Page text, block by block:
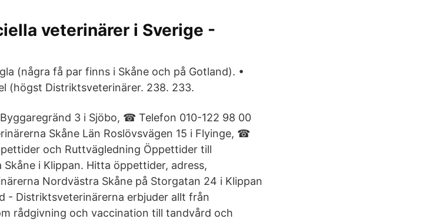
veterinärer i Sverige -
(några få par finns i Skåne och på Gotland). •
(högst Distriktsveterinärer. 238. 233.
3 i Sjöbo, ☎ Telefon 010-122 98 00
Skåne Län Roslövsvägen 15 i Flyinge, ☎
och Ruttvägledning Öppettider till
i Klippan. Hitta öppettider, adress,
Nordvästra Skåne på Storgatan 24 i Klippan
- Distriktsveterinärerna erbjuder allt från
rådgivning och vaccination till tandvård och